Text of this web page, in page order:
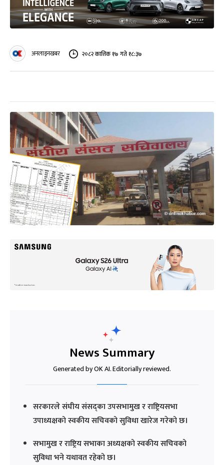
अनलाइनखबर २०८२ कात्तिक १७ गते १८:३७
News Summary
Generated by OK AI. Editorially reviewed.
सरकारले संघीय संसद्का उपसभामुख र राष्ट्रियसभा
उपाध्यक्षको स्वकीय सचिवको सुविधा खारेज गरेको छ।
सभामुख र राष्ट्रिय सभाका अध्यक्षको स्वकीय सचिवको
सुविधा भने यथावत रहेको छ।